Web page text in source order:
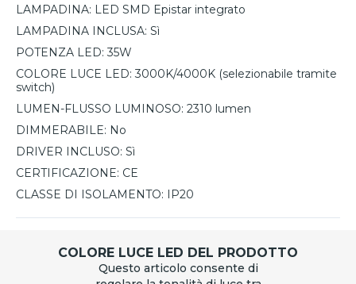
LAMPADINA: LED SMD Epistar integrato
LAMPADINA INCLUSA: Sì
POTENZA LED: 35W
COLORE LUCE LED: 3000K/4000K (selezionabile tramite
switch)
LUMEN-FLUSSO LUMINOSO: 2310 lumen
DIMMERABILE: No
DRIVER INCLUSO: Sì
CERTIFICAZIONE: CE
CLASSE DI ISOLAMENTO:
IP20
COLORE LUCE LED DEL PRODOTTO
Questo articolo consente di